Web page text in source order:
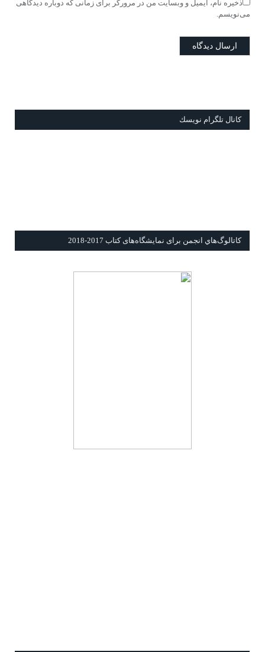
ذخیره نام، ایمیل و وبسایت من در مرورگر برای زمانی که دوباره دیدگاهی
می‌نویسم.
كانال تلگرام نويسك
كاتالوگ‌هاي انجمن برای نمايشگاه‌های كتاب 2017-2018